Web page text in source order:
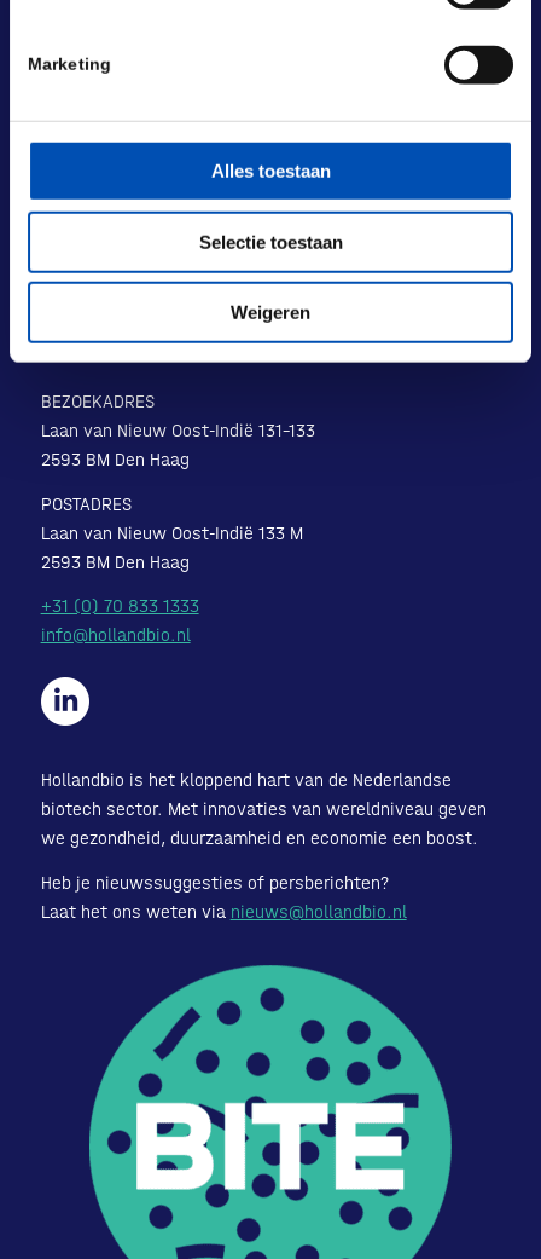
Marketing
Alles toestaan
Selectie toestaan
Weigeren
BEZOEKADRES
Laan van Nieuw Oost-Indië 131-133
2593 BM Den Haag
POSTADRES
Laan van Nieuw Oost-Indië 133 M
2593 BM Den Haag
+31 (0) 70 833 1333
info@hollandbio.nl
Hollandbio is het kloppend hart van de Nederlandse
biotech sector. Met innovaties van wereldniveau geven
we gezondheid, duurzaamheid en economie een boost.
Heb je nieuwssuggesties of persberichten?
Laat het ons weten via nieuws@hollandbio.nl